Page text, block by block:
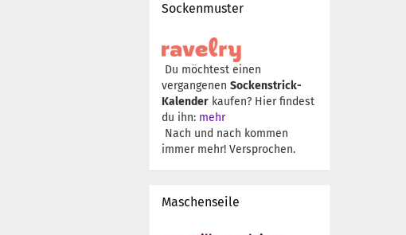
Sockenmuster
Du möchtest einen
vergangenen Sockenstrick-
Kalender kaufen? Hier findest
du ihn: mehr
Nach und nach kommen
immer mehr! Versprochen.
Maschenseile